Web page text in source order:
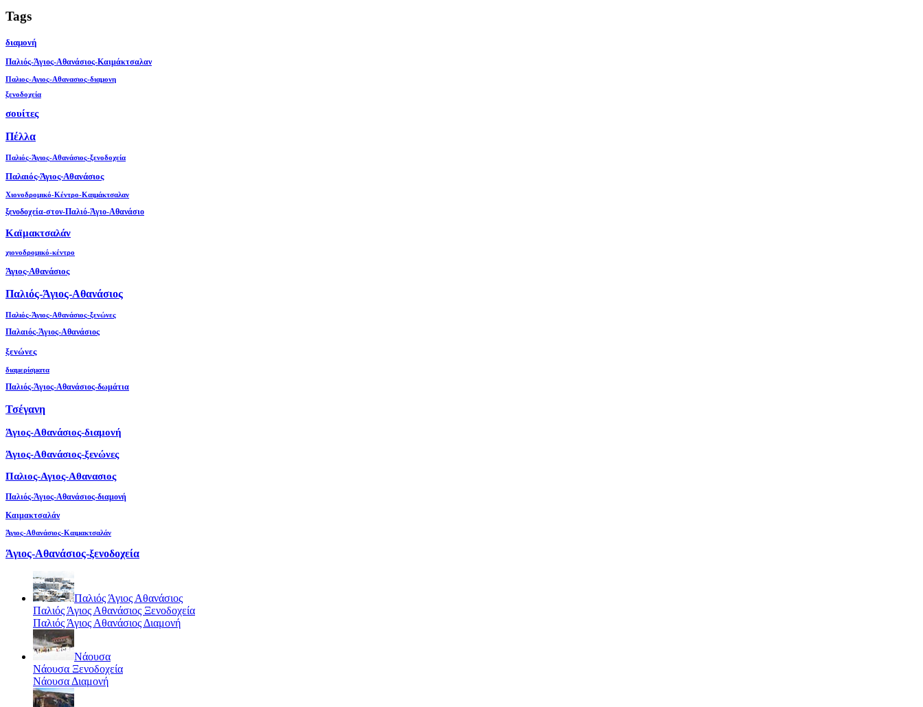
Tags
διαμονή
Παλιός-Άγιος-Αθανάσιος-Καιμάκτσαλαν
Παλιος-Αγιος-Αθανασιος-διαμονη
ξενοδοχεία
σουίτες
Πέλλα
Παλιός-Άγιος-Αθανάσιος-ξενοδοχεία
Παλαιός-Άγιος-Αθανάσιος
Χιονοδρομικό-Κέντρο-Καιμάκτσαλαν
ξενοδοχεία-στον-Παλιό-Άγιο-Αθανάσιο
Καϊμακτσαλάν
χιονοδρομικό-κέντρο
Άγιος-Αθανάσιος
Παλιός-Άγιος-Αθανάσιος
Παλιός-Άγιος-Αθανάσιος-ξενώνες
Παλαιός-Άγιος-Αθανάσιος
ξενώνες
διαμερίσματα
Παλιός-Άγιος-Αθανάσιος-δωμάτια
Τσέγανη
Άγιος-Αθανάσιος-διαμονή
Άγιος-Αθανάσιος-ξενώνες
Παλιος-Αγιος-Αθανασιος
Παλιός-Άγιος-Αθανάσιος-διαμονή
Καιμακτσαλάν
Άγιος-Αθανάσιος-Καιμακτσαλάν
Άγιος-Αθανάσιος-ξενοδοχεία
Παλιός Άγιος Αθανάσιος
Παλιός Άγιος Αθανάσιος Ξενοδοχεία
Παλιός Άγιος Αθανάσιος Διαμονή
Νάουσα
Νάουσα Ξενοδοχεία
Νάουσα Διαμονή